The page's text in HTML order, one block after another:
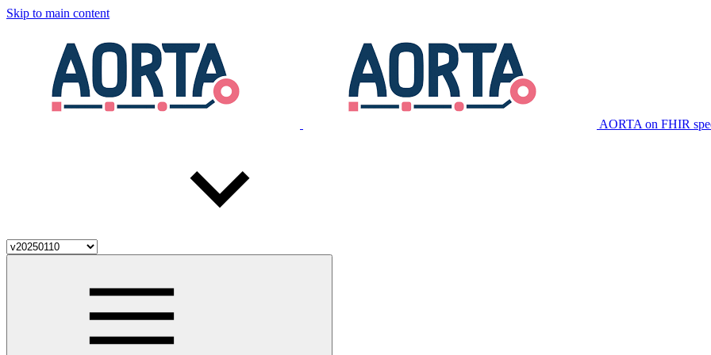
Skip to main content
AORTA on FHIR